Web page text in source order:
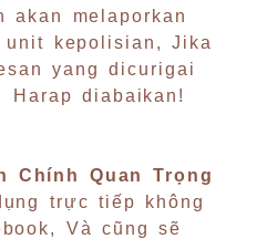
akan melaporkan
unit kepolisian, Jika
yang dicurigai
Harap diabaikan!
Chính Quan Trọng
trực tiếp không
Và cũng sẽ